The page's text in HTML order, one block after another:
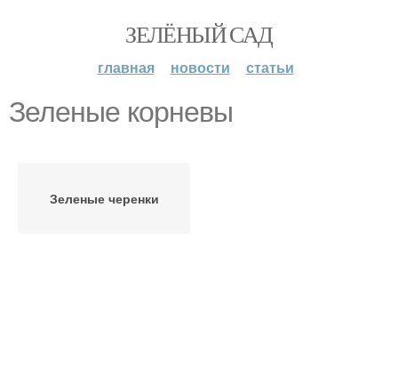
ЗЕЛЁНЫЙ САД
главная новости статьи
Зеленые корневы
Зеленые черенки